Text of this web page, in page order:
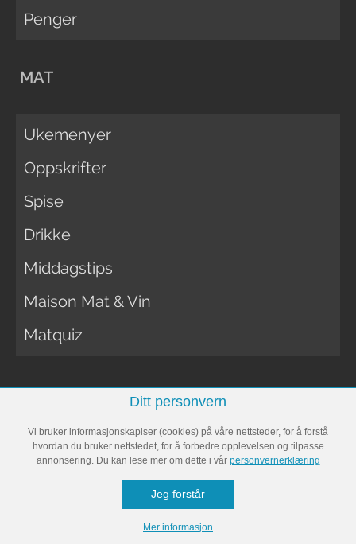
Penger
MAT
Ukemenyer
Oppskrifter
Spise
Drikke
Middagstips
Maison Mat & Vin
Matquiz
MOTE
Stil
Ditt personvern
Vi bruker informasjonskaplser (cookies) på våre nettsteder, for å forstå
hvordan du bruker nettstedet, for å forbedre opplevelsen og tilpasse
annonsering. Du kan lese mer om dette i vår personvernerklæring
Jeg forstår
Mer informasjon